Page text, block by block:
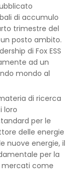
di accumulo
trimestre del
un posto ambito.
di Fox ESS
ad un
mondo al
di ricerca
loro
per le
delle energie
nuove energie, il
per la
mercati come